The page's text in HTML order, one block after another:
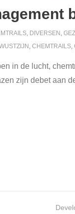
, DIVERSEN ,
, CHEMTRAILS,
in de lucht,
zijn debet aan